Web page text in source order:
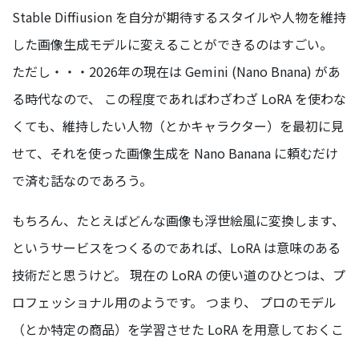
Stable Diffiusion を自分が期待するスタイルや人物を維持
した画像生成モデルに変えることができるのはすごい。
ただし・・・2026年の現在は Gemini (Nano Bnana) があ
る時代なので、 この程度であればわざわざ LoRA を使わな
くても、維持したい人物（とかキャラクター）を最初に見
せて、それを使った画像生成を Nano Banana に頼むだけ
で済む話なのであろう。
もちろん、たとえばどんな画像も浮世絵風に変換します、
というサービスをつくるのであれば、LoRA は意味のある
技術だと思うけど。 現在の LoRA の使い道のひとつは、プ
ロフェッショナル用のようです。 つまり、 プロのモデル
（とか特定の商品）を学習させた LoRA を用意しておくこ